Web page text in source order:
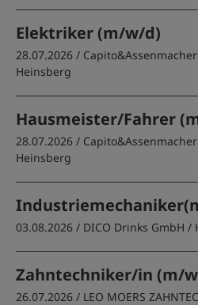
Elektriker (m/w/d)
28.07.2026 /
Heinsberg
Hausmeister/Fahrer
28.07.2026 /
Heinsberg
03.08.2026 / DICO Drinks GmbH /
Zahntechniker/in (m/
26.07.2026 / LEO MOERS